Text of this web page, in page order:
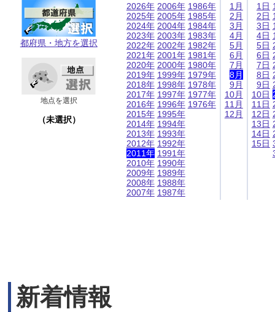
都府県・地方を選択
地点を選択
（未選択）
2026年
2025年
2024年
2023年
2022年
2021年
2020年
2019年
2018年
2017年
2016年
2015年
2014年
2013年
2012年
2011年
2010年
2009年
2008年
2007年
2006年
2005年
2004年
2003年
2002年
2001年
2000年
1999年
1998年
1997年
1996年
1995年
1994年
1993年
1992年
1991年
1990年
1989年
1988年
1987年
1986年
1985年
1984年
1983年
1982年
1981年
1980年
1979年
1978年
1977年
1976年
1月
2月
3月
4月
5月
6月
7月
8月
9月
10月
11月
12月
1日
2日
3日
4日
5日
6日
7日
8日
9日
10日
11日
12日
13日
14日
15日
新着情報